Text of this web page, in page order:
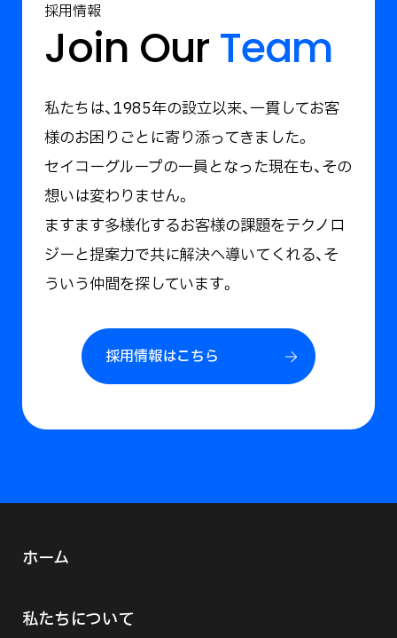
採用情報
Join Our Team
私たちは、1985年の設立以来、一貫してお客
様のお困りごとに寄り添ってきました。
セイコーグループの一員となった現在も、その
想いは変わりません。
ますます多様化するお客様の課題をテクノロ
ジーと提案力で共に解決へ導いてくれる、そ
ういう仲間を探しています。
採用情報はこちら
ホーム
私たちについて